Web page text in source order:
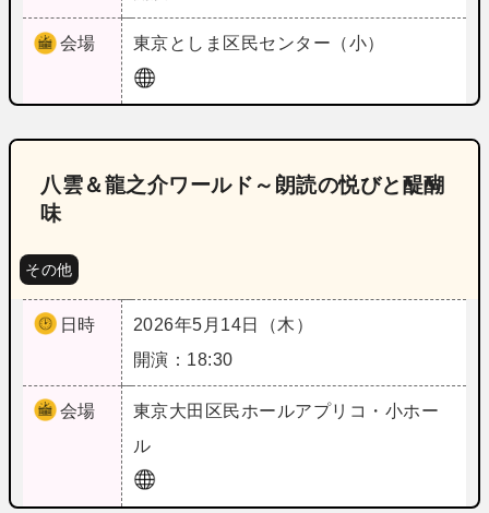
会場 東京としま区民センター（小）
八雲＆龍之介ワールド～朗読の悦びと醍醐
味
その他
日時
2026年5月14日（木）
開演：18:30
会場 東京大田区民ホールアプリコ・小ホー
ル